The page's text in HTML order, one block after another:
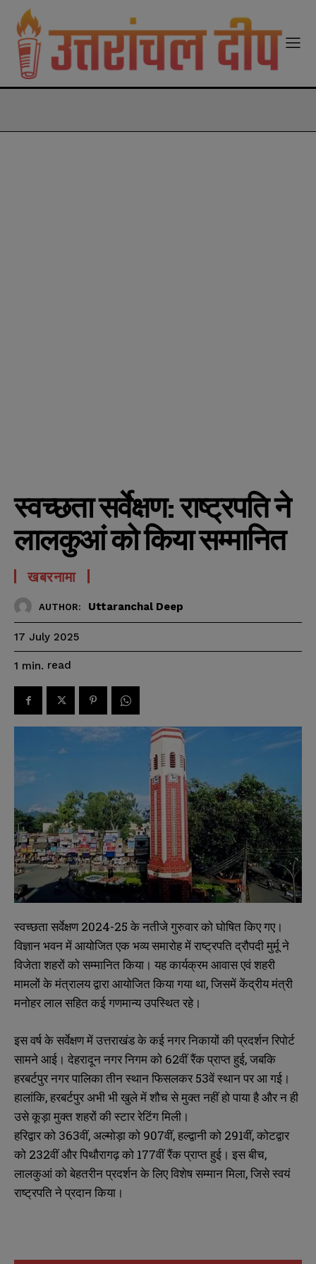
स्वच्छता सर्वेक्षण: राष्ट्रपति ने
लालकुआं को किया सम्मानित
खबरनामा
AUTHOR: Uttaranchal Deep
17 July 2025
1 min. read
स्वच्छता सर्वेक्षण 2024-25 के नतीजे गुरुवार को घोषित किए गए।
विज्ञान भवन में आयोजित एक भव्य समारोह में राष्ट्रपति द्रौपदी मुर्मू ने
विजेता शहरों को सम्मानित किया। यह कार्यक्रम आवास एवं शहरी
मामलों के मंत्रालय द्वारा आयोजित किया गया था, जिसमें केंद्रीय मंत्री
मनोहर लाल सहित कई गणमान्य उपस्थित रहे।
इस वर्ष के सर्वेक्षण में उत्तराखंड के कई नगर निकायों की प्रदर्शन रिपोर्ट
सामने आई। देहरादून नगर निगम को 62वीं रैंक प्राप्त हुई, जबकि
हरबर्टपुर नगर पालिका तीन स्थान फिसलकर 53वें स्थान पर आ गई।
हालांकि, हरबर्टपुर अभी भी खुले में शौच से मुक्त नहीं हो पाया है और न ही
उसे कूड़ा मुक्त शहरों की स्टार रेटिंग मिली।
हरिद्वार को 363वीं, अल्मोड़ा को 907वीं, हल्द्वानी को 291वीं, कोटद्वार
को 232वीं और पिथौरागढ़ को 177वीं रैंक प्राप्त हुई। इस बीच,
लालकुआं को बेहतरीन प्रदर्शन के लिए विशेष सम्मान मिला, जिसे स्वयं
राष्ट्रपति ने प्रदान किया।